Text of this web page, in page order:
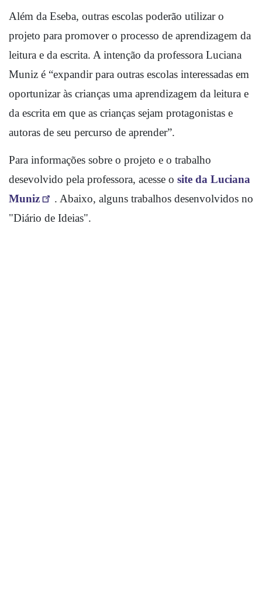
Além da Eseba, outras escolas poderão utilizar o
projeto para promover o processo de aprendizagem da
leitura e da escrita. A intenção da professora Luciana
Muniz é “expandir para outras escolas interessadas em
oportunizar às crianças uma aprendizagem da leitura e
da escrita em que as crianças sejam protagonistas e
autoras de seu percurso de aprender”.
Para informações sobre o projeto e o trabalho
desevolvido pela professora, acesse o site da Luciana
Muniz
. Abaixo, alguns trabalhos desenvolvidos no
"Diário de Ideias".